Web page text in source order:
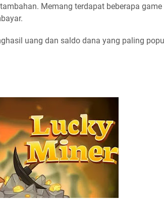
Memang terdapat beberapa game
uang dan saldo dana yang paling